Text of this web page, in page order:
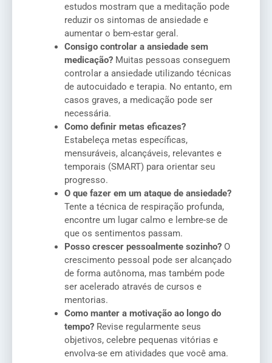
estudos mostram que a meditação pode
reduzir os sintomas de ansiedade e
aumentar o bem-estar geral.
Consigo controlar a ansiedade sem
medicação? Muitas pessoas conseguem
controlar a ansiedade utilizando técnicas
de autocuidado e terapia. No entanto, em
casos graves, a medicação pode ser
necessária.
Como definir metas eficazes?
Estabeleça metas específicas,
mensuráveis, alcançáveis, relevantes e
temporais (SMART) para orientar seu
progresso.
O que fazer em um ataque de ansiedade?
Tente a técnica de respiração profunda,
encontre um lugar calmo e lembre-se de
que os sentimentos passam.
Posso crescer pessoalmente sozinho? O
crescimento pessoal pode ser alcançado
de forma autônoma, mas também pode
ser acelerado através de cursos e
mentorias.
Como manter a motivação ao longo do
tempo? Revise regularmente seus
objetivos, celebre pequenas vitórias e
envolva-se em atividades que você ama.